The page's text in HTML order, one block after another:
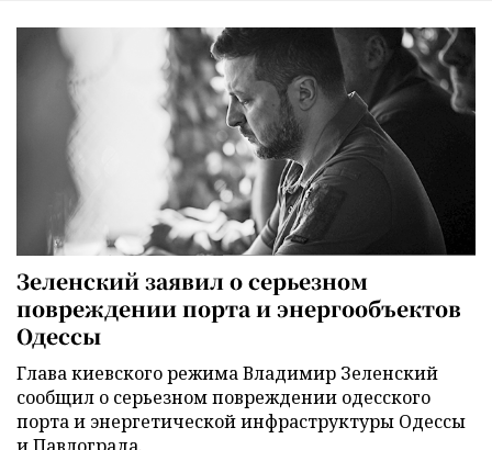
Зеленский заявил о серьезном
повреждении порта и энергообъектов
Одессы
Глава киевского режима Владимир Зеленский
сообщил о серьезном повреждении одесского
порта и энергетической инфраструктуры Одессы